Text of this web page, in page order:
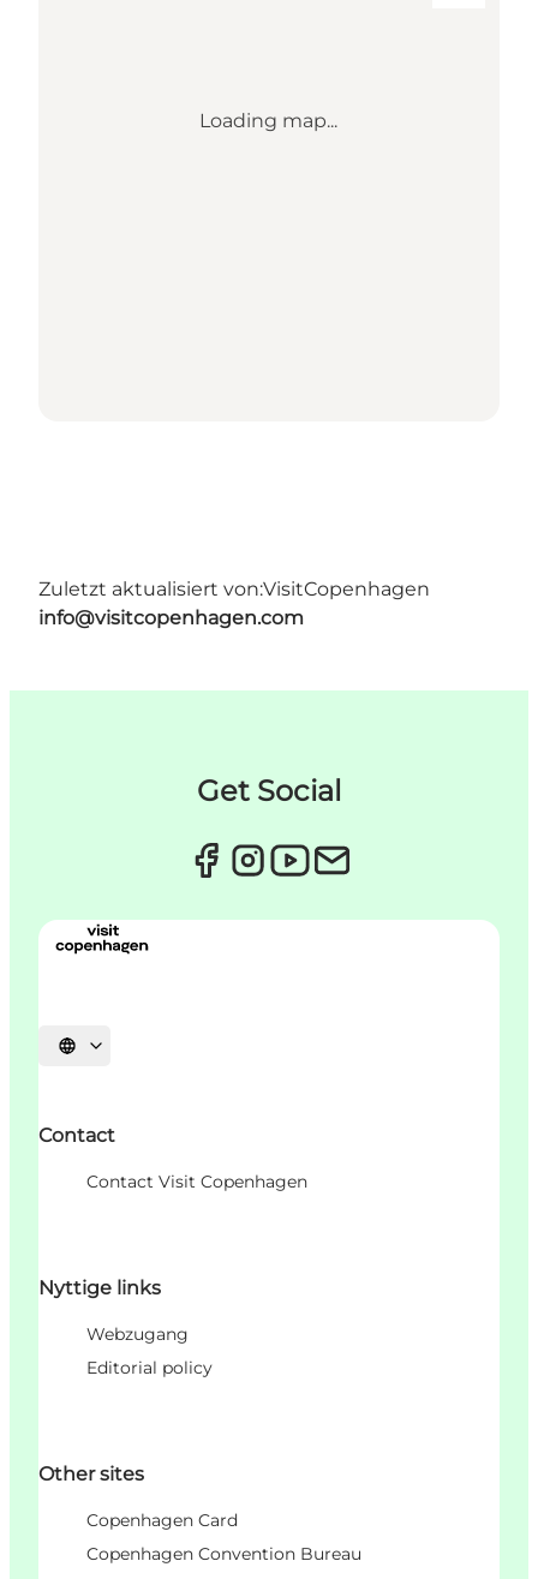
Loading map...
Zuletzt aktualisiert von:VisitCopenhagen
info@visitcopenhagen.com
Get Social
Sprache auswählen
Contact
Contact Visit Copenhagen
Nyttige links
Webzugang
Editorial policy
Other sites
Copenhagen Card
Copenhagen Convention Bureau